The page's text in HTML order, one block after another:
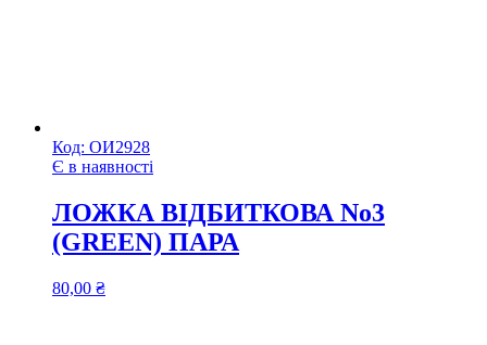
Код: ОИ2928
Є в наявності
ЛОЖКА ВІДБИТКОВА No3
(GREEN) ПАРА
80,00 ₴